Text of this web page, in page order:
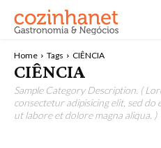
Home Tags CIÊNCIA
CIÊNCIA
Sample Category Description. (
consectetur adipisicing elit, sed
ut labore et dolore magna aliqua. )